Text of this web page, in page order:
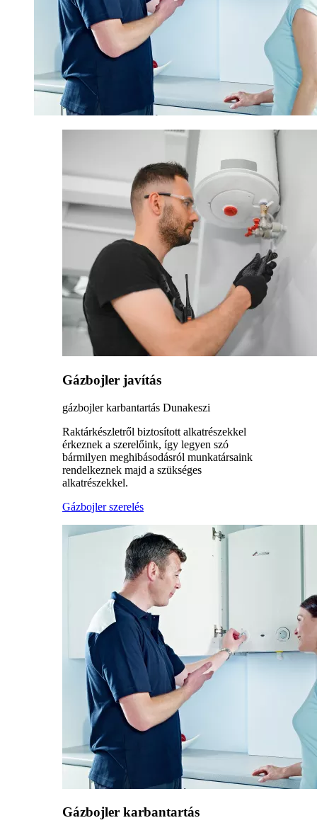
Gázbojler javítás
gázbojler karbantartás Dunakeszi
Raktárkészletről biztosított alkatrészekkel
érkeznek a szerelőink, így legyen szó
bármilyen meghibásodásról munkatársaink
rendelkeznek majd a szükséges
alkatrészekkel.
Gázbojler szerelés
Gázbojler karbantartás